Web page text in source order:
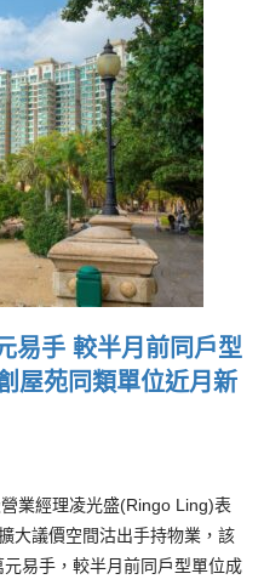
易手 較半月前同戶型
屋苑同類單位近月新
業經理凌光盛(Ringo Ling)表
大議價空間沽出手持物業，該
易手，較半月前同戶型單位成